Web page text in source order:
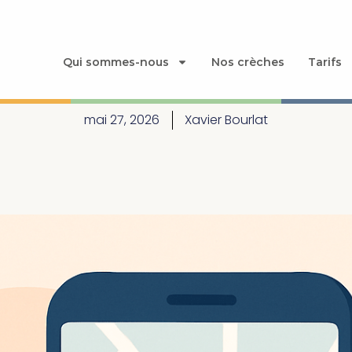
Qui sommes-nous Nos crèches Tarifs
à proximité : le
mai 27, 2026 Xavier Bourlat